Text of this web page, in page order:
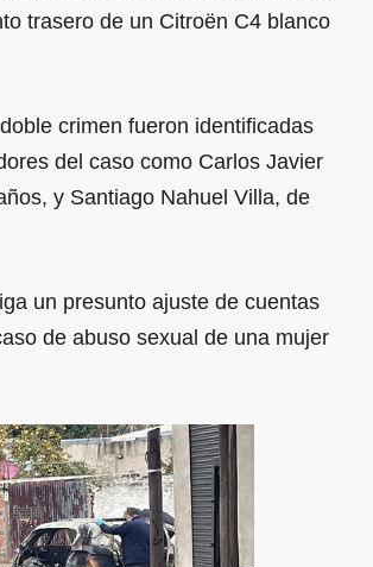
trasero de un Citroën C4 blanco
crimen fueron identificadas
del caso como Carlos Javier
y Santiago Nahuel Villa, de
un presunto ajuste de cuentas
de abuso sexual de una mujer